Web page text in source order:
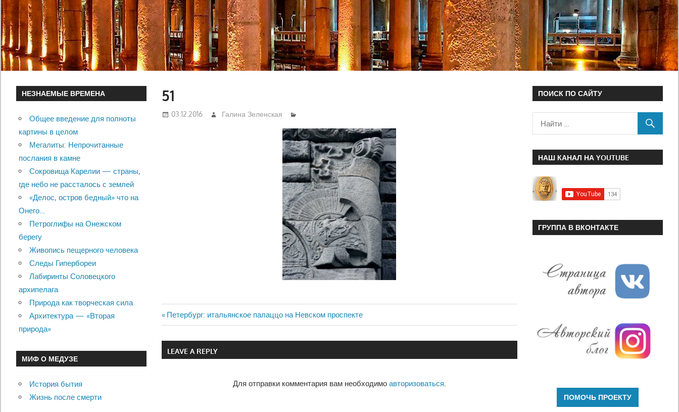
51
03.12.2016 Галина Зеленская
Навигация
по
Previous
Post:
Петербург: итальянское палаццо на Невском проспекте
LEAVE A REPLY
Для отправки комментария вам необходимо авторизоваться.
НЕЗНАЕМЫЕ ВРЕМЕНА
Общее введение для полноты
картины в целом
Мегалиты: Непрочитанные
послания в камне
Сокровища Карелии — страны,
где небо не рассталось с землей
«Делос, остров бедный» что на
Онего…
Петроглифы на Онежском
берегу
Живопись пещерного человека
Следы Гипербореи
Лабиринты Соловецкого
архипелага
Природа как творческая сила
Архитектура — «Вторая
природа»
МИФ О МЕДУЗЕ
История бытия
Жизнь после смерти
ПОИСК ПО САЙТУ
НАШ КАНАЛ НА YOUTUBE
ГРУППА В ВКОНТАКТЕ